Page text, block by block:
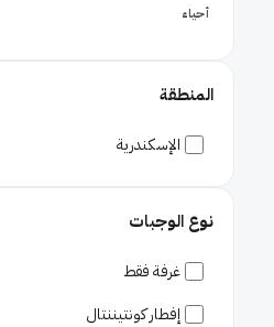
أحياء
سيدي جابر
كورنيش الإسكندرية
مطارات
المنطقة
الإسكندرية
نوع الوجبات
غرفة فقط
إفطار كونتيننتال